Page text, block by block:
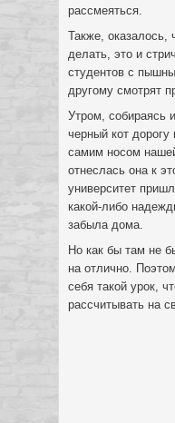
рассмеяться.
Также, оказалось,
делать, это и
студентов с
другому смотрят
Утром, собираясь
черный кот
самим носом
отнеслась она к
университет
какой-либо
забыла дома.
Но как бы там не
на отлично.
себя такой урок,
рассчитывать на